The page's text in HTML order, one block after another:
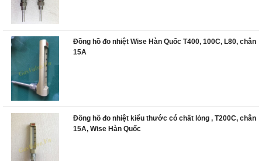
Đồng hồ đo nhiệt Wise Hàn Quốc T400, 100C, L80, chân
15A
Đồng hồ đo nhiệt kiểu thước có chất lỏng , T200C, chân
15A, Wise Hàn Quốc